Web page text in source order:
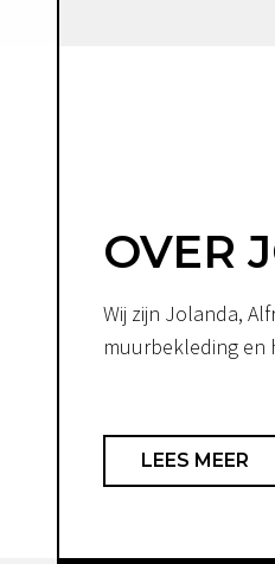
OVER
Wij zijn Jolanda,
muurbekleding en
LEES MEER